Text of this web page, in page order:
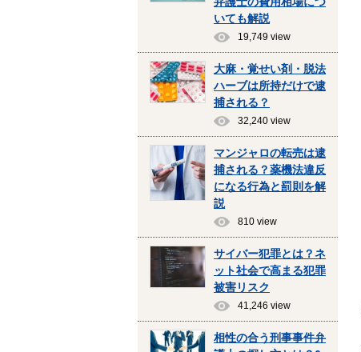
いても解説
19,749 view
大麻・覚せい剤・脱法
ハーブは所持だけで逮
捕される？
32,240 view
マンジャロの転売は逮
捕される？薬機法違反
になる行為と罰則を解
説
810 view
サイバー犯罪とは？ネ
ット社会で高まる犯罪
被害リスク
41,246 view
相性の合う刑事事件弁